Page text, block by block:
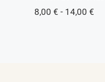
8,00 € - 14,00 €